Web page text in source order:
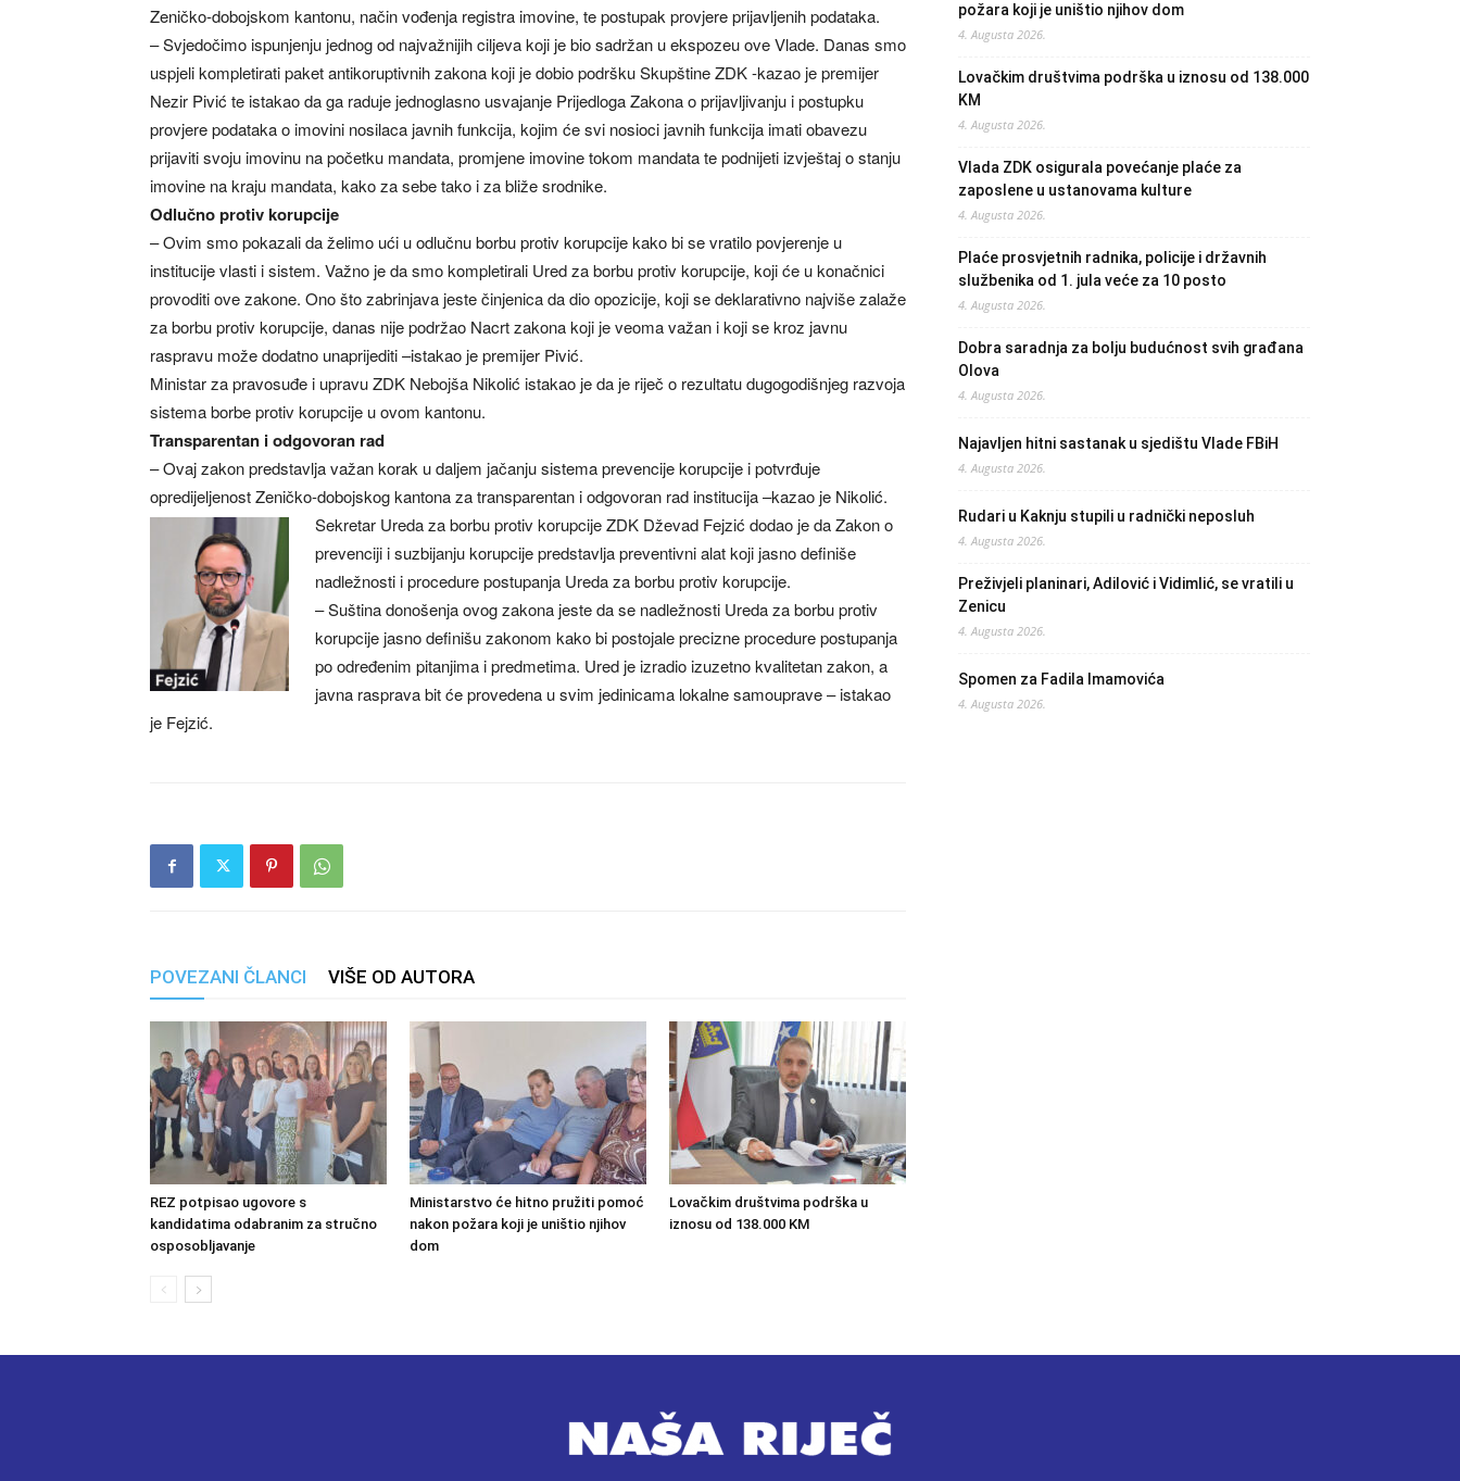
Zeničko-dobojskom kantonu, način vođenja registra imovine, te postupak provjere prijavljenih podataka.
– Svjedočimo ispunjenju jednog od najvažnijih ciljeva koji je bio sadržan u ekspozeu ove Vlade. Danas smo
uspjeli kompletirati paket antikoruptivnih zakona koji je dobio podršku Skupštine ZDK -kazao je premijer
Nezir Pivić te istakao da ga raduje jednoglasno usvajanje Prijedloga Zakona o prijavljivanju i postupku
provjere podataka o imovini nosilaca javnih funkcija, kojim će svi nosioci javnih funkcija imati obavezu
prijaviti svoju imovinu na početku mandata, promjene imovine tokom mandata te podnijeti izvještaj o stanju
imovine na kraju mandata, kako za sebe tako i za bliže srodnike.
Odlučno protiv korupcije
– Ovim smo pokazali da želimo ući u odlučnu borbu protiv korupcije kako bi se vratilo povjerenje u
institucije vlasti i sistem. Važno je da smo kompletirali Ured za borbu protiv korupcije, koji će u konačnici
provoditi ove zakone. Ono što zabrinjava jeste činjenica da dio opozicije, koji se deklarativno najviše zalaže
za borbu protiv korupcije, danas nije podržao Nacrt zakona koji je veoma važan i koji se kroz javnu
raspravu može dodatno unaprijediti –istakao je premijer Pivić.
Ministar za pravosuđe i upravu ZDK Nebojša Nikolić istakao je da je riječ o rezultatu dugogodišnjeg razvoja
sistema borbe protiv korupcije u ovom kantonu.
Transparentan i odgovoran rad
– Ovaj zakon predstavlja važan korak u daljem jačanju sistema prevencije korupcije i potvrđuje
opredijeljenost Zeničko-dobojskog kantona za transparentan i odgovoran rad institucija –kazao je Nikolić.
Sekretar Ureda za borbu protiv korupcije ZDK Dževad Fejzić dodao je da Zakon o
prevenciji i suzbijanju korupcije predstavlja preventivni alat koji jasno definiše
nadležnosti i procedure postupanja Ureda za borbu protiv korupcije.
– Suština donošenja ovog zakona jeste da se nadležnosti Ureda za borbu protiv
korupcije jasno definišu zakonom kako bi postojale precizne procedure postupanja
po određenim pitanjima i predmetima. Ured je izradio izuzetno kvalitetan zakon, a
javna rasprava bit će provedena u svim jedinicama lokalne samouprave – istakao
je Fejzić.
POVEZANI ČLANCI VIŠE OD AUTORA
REZ potpisao ugovore s
kandidatima odabranim za stručno
osposobljavanje
Ministarstvo će hitno pružiti pomoć
nakon požara koji je uništio njihov
dom
Lovačkim društvima podrška u
iznosu od 138.000 KM
požara koji je uništio njihov dom
4. Augusta 2026.
Lovačkim društvima podrška u iznosu od 138.000
KM
4. Augusta 2026.
Vlada ZDK osigurala povećanje plaće za
zaposlene u ustanovama kulture
4. Augusta 2026.
Plaće prosvjetnih radnika, policije i državnih
službenika od 1. jula veće za 10 posto
4. Augusta 2026.
Dobra saradnja za bolju budućnost svih građana
Olova
4. Augusta 2026.
Najavljen hitni sastanak u sjedištu Vlade FBiH
4. Augusta 2026.
Rudari u Kaknju stupili u radnički neposluh
4. Augusta 2026.
Preživjeli planinari, Adilović i Vidimlić, se vratili u
Zenicu
4. Augusta 2026.
Spomen za Fadila Imamovića
4. Augusta 2026.